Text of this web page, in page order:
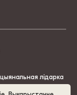
лідарка